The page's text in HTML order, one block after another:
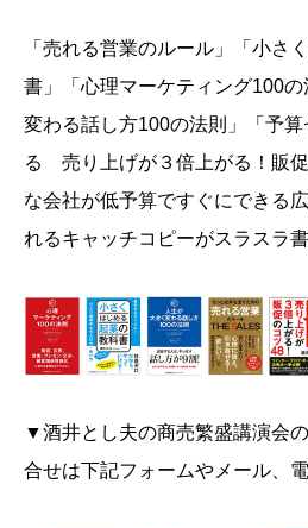
「売れる営業のルール」「小さ
書」「心理マーケティング100の
変わる話し方100の法則」「予
る 売り上げが３倍上がる！販
な会社が低予算ですぐにできる
れるキャッチコピーがスラスラ
▼酒井とし夫の商売繁盛講演会
合せは下記フォームやメール、